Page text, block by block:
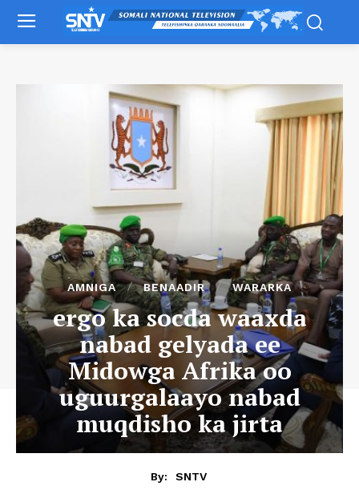
AMNIGA BENAADIR WARARKA
ergo ka socda waaxda
nabad gelyada ee
Midowga Afrika oo
uguurgalaayo nabad
muqdisho ka jirta
By:
SNTV